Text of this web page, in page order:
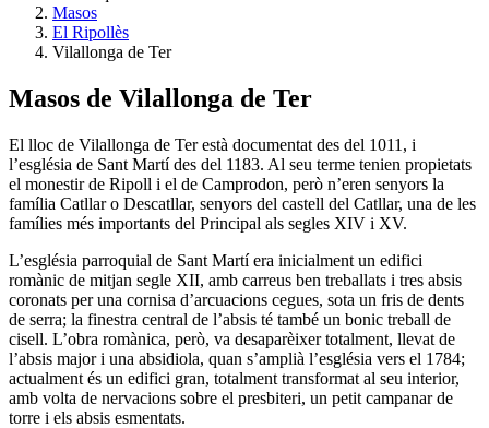
Masos
El Ripollès
Vilallonga de Ter
Masos de Vilallonga de Ter
El lloc de Vilallonga de Ter està documentat des del 1011, i
l’església de Sant Martí­ des del 1183. Al seu terme tenien propietats
el monestir de Ripoll i el de Camprodon, però n’eren senyors la
famí­lia Catllar o Descatllar, senyors del castell del Catllar, una de les
famí­lies més importants del Principal als segles XIV i XV.
L’església parroquial de Sant Martí­ era inicialment un edifici
romànic de mitjan segle XII, amb carreus ben treballats i tres absis
coronats per una cornisa d’arcuacions cegues, sota un fris de dents
de serra; la finestra central de l’absis té també un bonic treball de
cisell. L’obra romànica, però, va desaparèixer totalment, llevat de
l’absis major i una absidiola, quan s’amplià l’església vers el 1784;
actualment és un edifici gran, totalment transformat al seu interior,
amb volta de nervacions sobre el presbiteri, un petit campanar de
torre i els absis esmentats.